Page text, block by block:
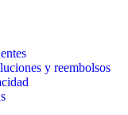
y reembolsos